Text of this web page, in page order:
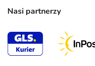
Nasi partnerzy